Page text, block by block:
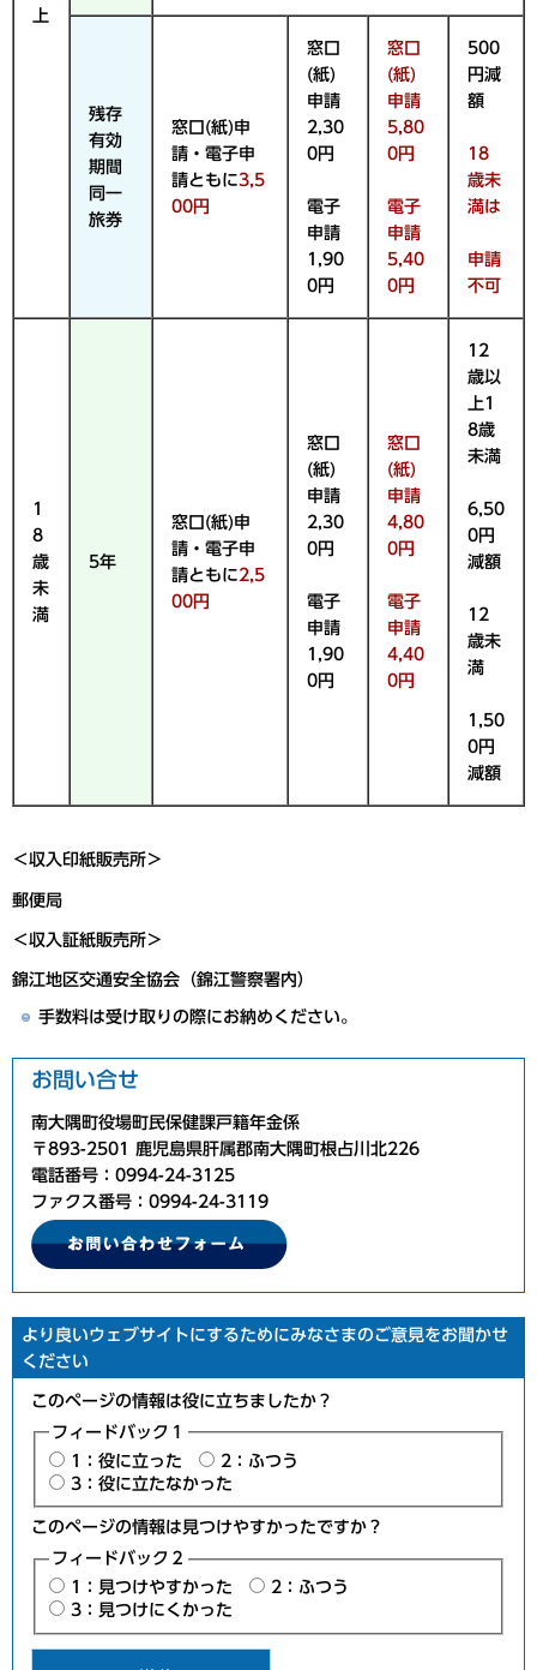
上
残存
有効
期間
同一
旅券
窓口(紙)申
請・電子申
請ともに3,5
00円
窓口
(紙)
申請
2,30
0円
電子
申請
1,90
0円
窓口
(紙)
申請
5,80
0円
電子
申請
5,40
0円
500
円減
額
18
歳未
満は
申請
不可
1
8
歳
未
満
5年
窓口(紙)申
請・電子申
請ともに2,5
00円
窓口
(紙)
申請
2,30
0円
電子
申請
1,90
0円
窓口
(紙)
申請
4,80
0円
電子
申請
4,40
0円
12
歳以
上1
8歳
未満
6,50
0円
減額
12
歳未
満
1,50
0円
減額
＜収入印紙販売所＞
郵便局
＜収入証紙販売所＞
錦江地区交通安全協会（錦江警察署内）
手数料は受け取りの際にお納めください。
お問い合せ
南大隅町役場町民保健課戸籍年金係
〒893-2501 鹿児島県肝属郡南大隅町根占川北226
電話番号：0994-24-3125
ファクス番号：0994-24-3119
より良いウェブサイトにするためにみなさまのご意見をお聞かせ
ください
このページの情報は役に立ちましたか？
フィードバック１
1：役に立った
2：ふつう
3：役に立たなかった
このページの情報は見つけやすかったですか？
フィードバック２
1：見つけやすかった
2：ふつう
3：見つけにくかった